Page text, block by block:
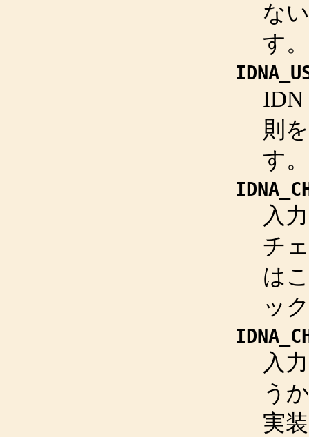
な
す。
IDN
則
す。
入
チ
は
ッ
入
う
実